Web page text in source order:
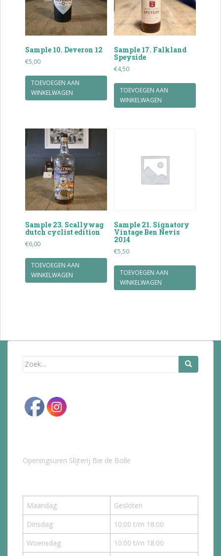
Sample 10. Deveron 12
€5,00
TOEVOEGEN AAN
WINKELWAGEN
Sample 17. Falkland
Speyside
€4,50
TOEVOEGEN AAN
WINKELWAGEN
Sample 23. Scallywag
dutch cyclist edition
€6,00
TOEVOEGEN AAN
WINKELWAGEN
Sample 21. Signatory
Vintage Ben Nevis
2014
€5,50
TOEVOEGEN AAN
WINKELWAGEN
Zoek
Openingsuren Slijterij Bie de Bolle
Maandag
Gesloten
Dinsdag
10:00 t/m 18:00
Woensdag
10:00 t/m 18:00